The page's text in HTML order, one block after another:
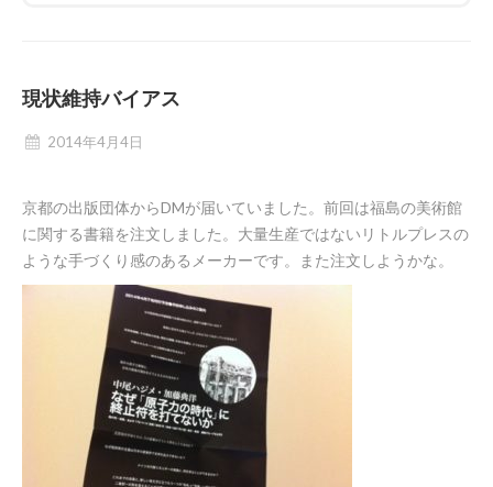
現状維持バイアス
2014年4月4日
京都の出版団体からDMが届いていました。前回は福島の美術館
に関する書籍を注文しました。大量生産ではないリトルプレスの
ような手づくり感のあるメーカーです。また注文しようかな。